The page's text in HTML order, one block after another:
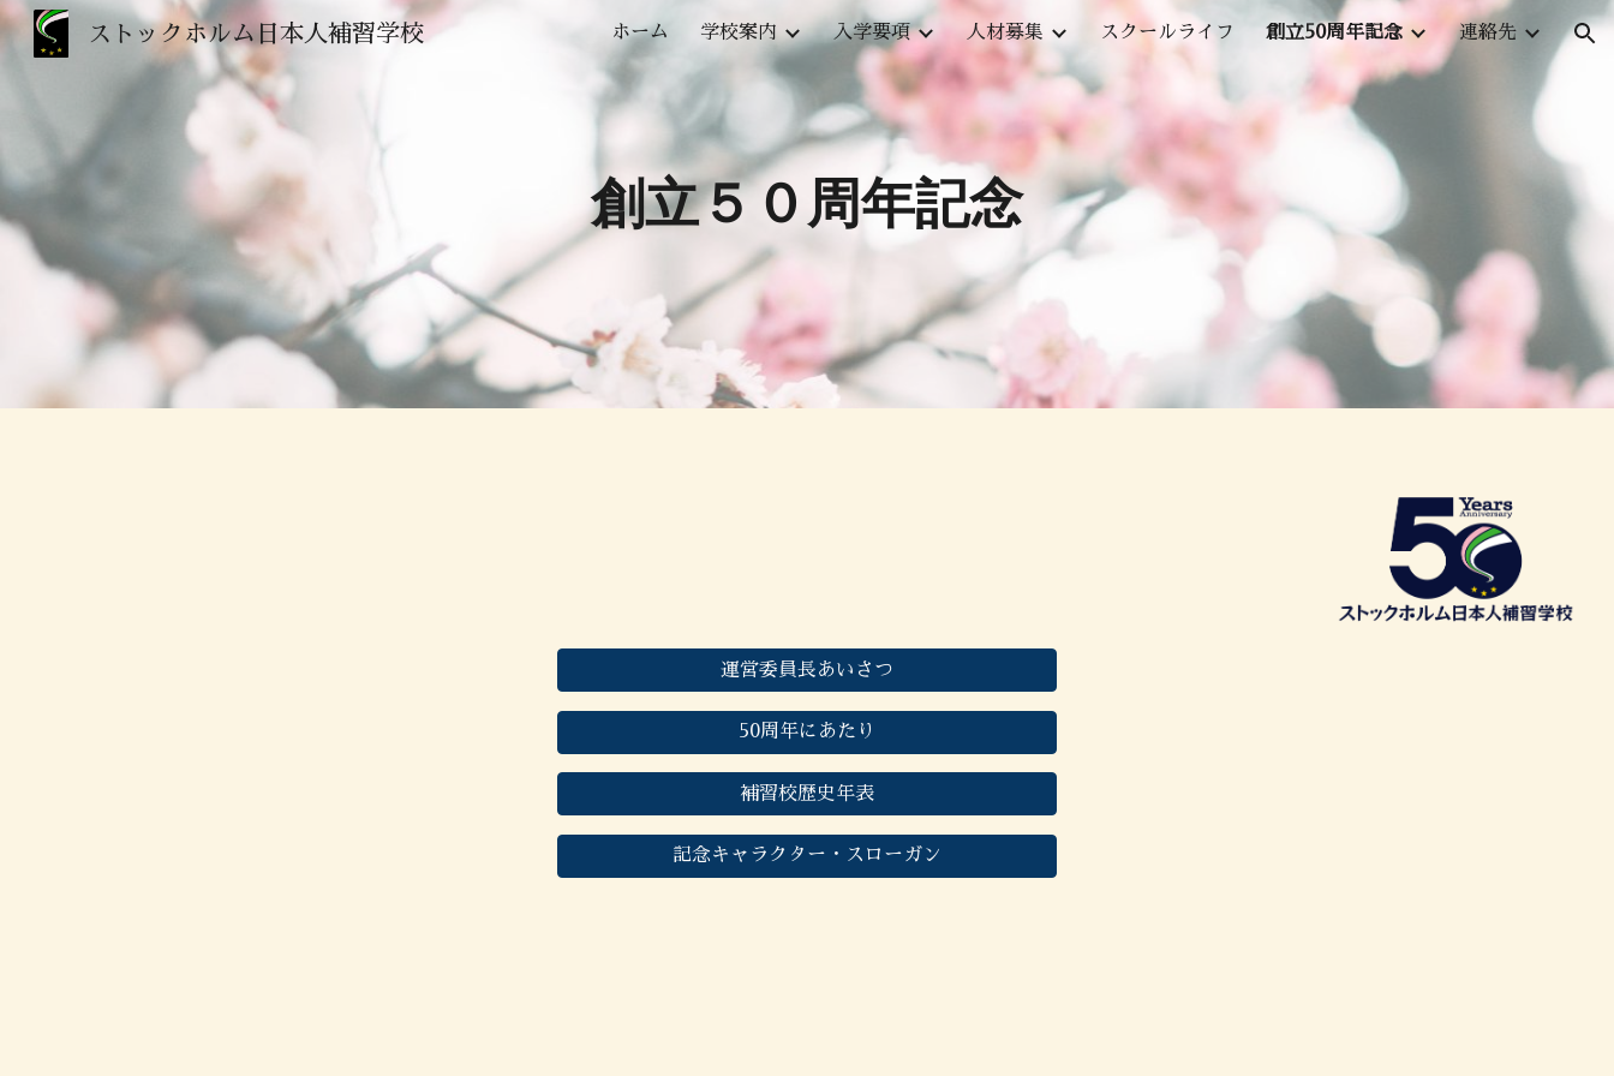
Skip to main content Skip to navigation
ストックホルム日本人補習学校 ホーム 学校案内 入学要項 人材募集 スクールライフ 創立50周年記念 連絡先
創立５０周年記念
運営委員長あいさつ
50周年にあたり
補習校歴史年表
記念キャラクター・スローガン